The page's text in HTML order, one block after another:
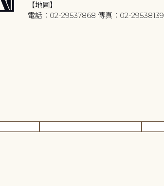
【地圖】
電話：02-29537868 傳真：02-29538139